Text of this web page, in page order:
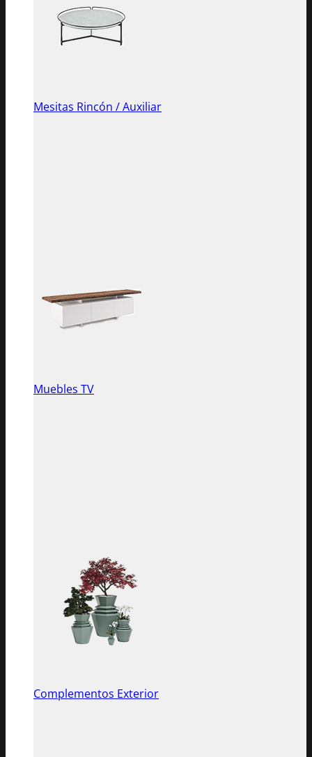
Mesitas Rincón / Auxiliar
Muebles TV
Complementos Exterior